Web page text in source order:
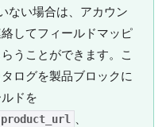
ない場合は、アカウン
してフィールドマッピ
うことができます。こ
ログを製品ブロックに
ドを
product_url 、